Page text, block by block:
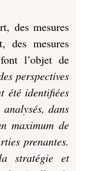
des mesures
des mesures
l’objet de
perspectives
été identifiées
dans
maximum de
prenantes.
stratégie et